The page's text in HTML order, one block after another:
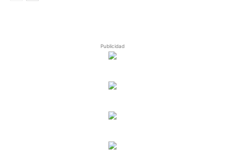
Publicidad